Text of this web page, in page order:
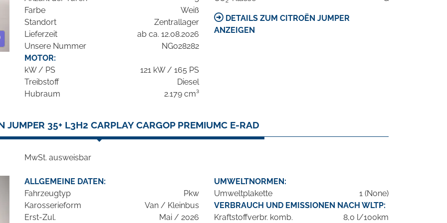
Farbe
Weiß
Standort
Zentrallager
Lieferzeit
ab ca. 12.08.2026
Unsere Nummer
NG028282
MOTOR:
kW / PS
121 kW / 165 PS
Treibstoff
Diesel
Hubraum
2.179 cm³
DETAILS ZUM CITROËN JUMPER
ANZEIGEN
JUMPER 35+ L3H2 CARPLAY CARGOP PREMIUMC E-RAD
MwSt. ausweisbar
ALLGEMEINE DATEN:
Fahrzeugtyp
Pkw
Karosserieform
Van / Kleinbus
Erst-Zul.
Mai / 2026
UMWELTNORMEN:
Umweltplakette
1 (None)
VERBRAUCH UND EMISSIONEN NACH WLTP:
Kraftstoffverbr. komb.
8,0 l/100km